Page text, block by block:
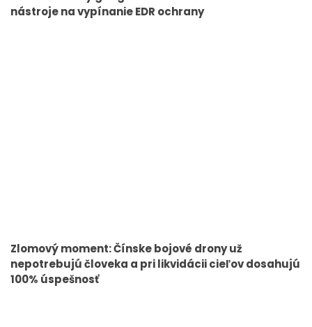
nástroje na vypínanie EDR ochrany
Zlomový moment: Čínske bojové drony už
nepotrebujú človeka a pri likvidácii cieľov dosahujú
100% úspešnosť